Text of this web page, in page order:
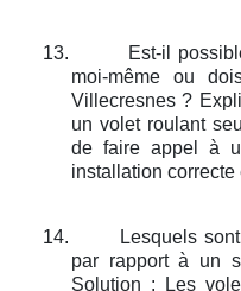
13.
Est-il
moi-même ou
Villecresnes ?
un volet roulant
de faire appel à
installation correcte
14.
Lesquels
par rapport à un
Solution : Les